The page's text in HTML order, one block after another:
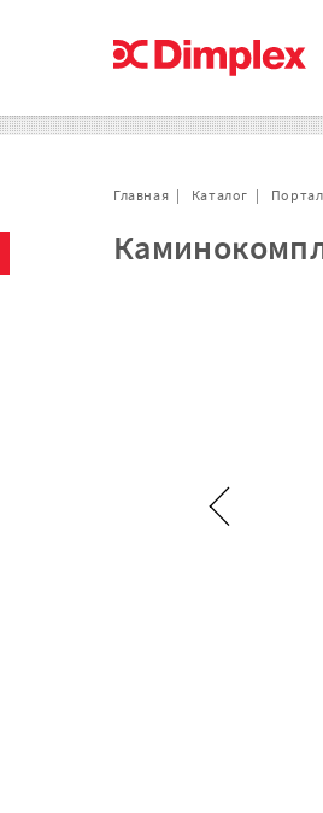
Главная Каталог